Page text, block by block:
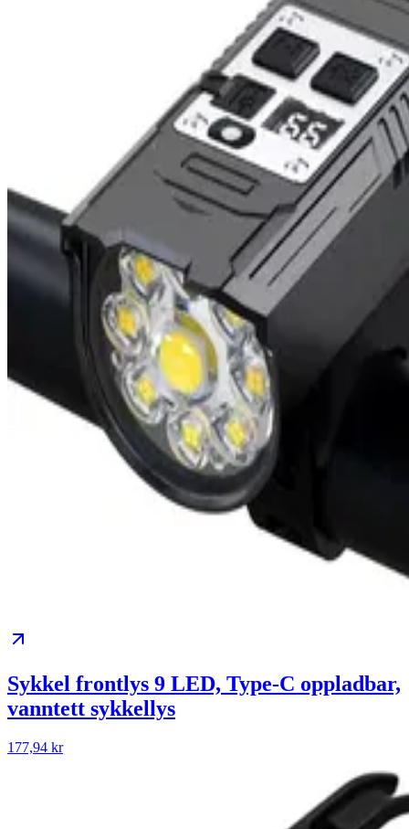
Sykkel frontlys 9 LED, Type-C oppladbar,
vanntett sykkellys
177,94 kr